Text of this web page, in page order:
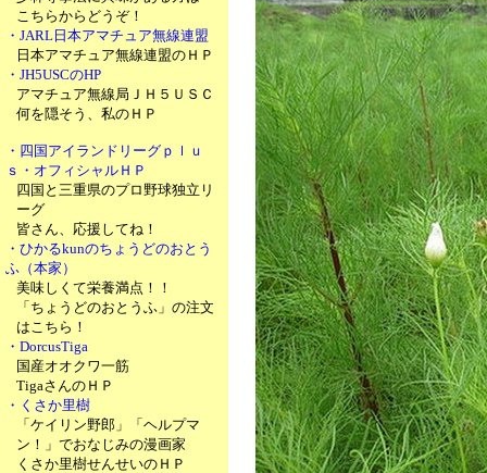
こちらからどうぞ！
・JARL日本アマチュア無線連盟
日本アマチュア無線連盟のＨＰ
・JH5USCのHP
アマチュア無線局ＪＨ５ＵＳＣ
何を隠そう、私のＨＰ
・四国アイランドリーグｐｌｕ
ｓ・オフィシャルＨＰ
四国と三重県のプロ野球独立リ
ーグ
皆さん、応援してね！
・ひかるkunのちょうどのおとう
ふ（本家）
美味しくて栄養満点！！
「ちょうどのおとうふ」の注文
はこちら！
・DorcusTiga
国産オオクワ一筋
TigaさんのＨＰ
・くさか里樹
「ケイリン野郎」「ヘルプマ
ン！」でおなじみの漫画家
くさか里樹せんせいのＨＰ